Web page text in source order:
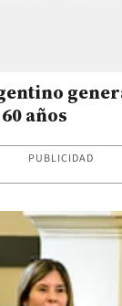
años
PUBLICIDAD